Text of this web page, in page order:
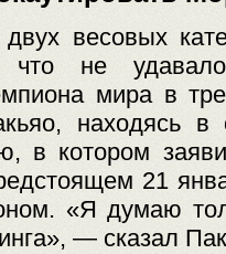
весовых
что не
мира в
находясь в
в котором
21
«Я думаю
— сказал